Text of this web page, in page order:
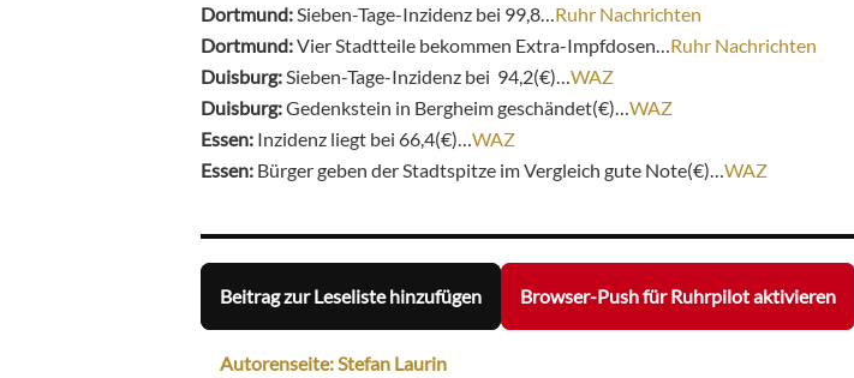
Dortmund: Sieben-Tage-Inzidenz bei 99,8… Ruhr Nachrichten
Dortmund:Vier Stadtteile bekommen Extra-Impfdosen… Ruhr Nachrichten
Duisburg: Sieben-Tage-Inzidenz bei 94,2(€)… WAZ
Duisburg:Gedenkstein in Bergheim geschändet(€)… WAZ
Essen: Inzidenz liegt bei 66,4(€)… WAZ
Essen: Bürger geben der Stadtspitze im Vergleich gute Note(€)… WAZ
Beitrag zur Leseliste hinzufügen Browser-Push für Ruhrpilot aktivieren
Autorenseite: Stefan Laurin